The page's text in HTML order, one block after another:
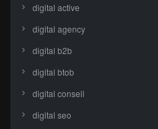
digital active
digital agency
digital b2b
digital btob
digital conseil
digital seo